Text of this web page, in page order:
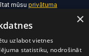
mūsu privātuma
×
uzlabot vietnes
statistiku, nodrošināt